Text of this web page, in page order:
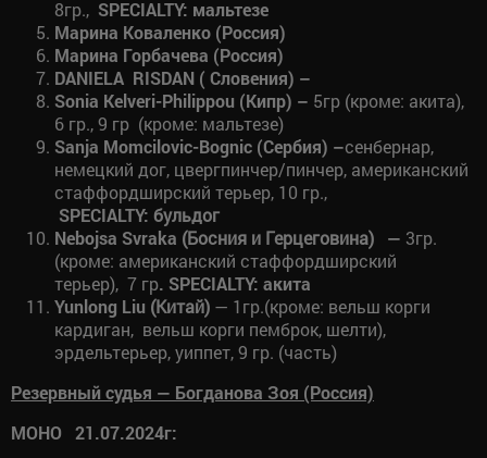
8гр., SPECIALTY: мальтезе
Марина Коваленко (Россия)
Марина Горбачева (Россия)
DANIELA RISDAN ( Cловения) –
Sonia Kelveri-Philippou (Кипр) – 5гр (кроме: акита),
6 гр., 9 гр (кроме: мальтезе)
Sanja Momcilovic-Bognic (Сербия) –сенбернар,
немецкий дог, цвергпинчер/пинчер, американский
стаффордширский терьер, 10 гр.,
SPECIALTY: бульдог
Nebojsa Svraka (Босния и Герцеговина) — 3гр.
(кроме: американский стаффордширский
терьер), 7 гр. SPECIALTY: акита
Yunlong Liu (Китай) — 1гр.(кроме: вельш корги
кардиган, вельш корги пемброк, шелти),
эрдельтерьер, уиппет, 9 гр. (часть)
Резервный судья — Богданова Зоя (Россия)
МОНО 21.07.2024г: